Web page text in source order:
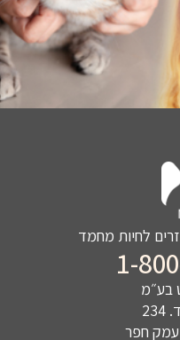
לחיות מחמד
1-
בע״מ
חפר